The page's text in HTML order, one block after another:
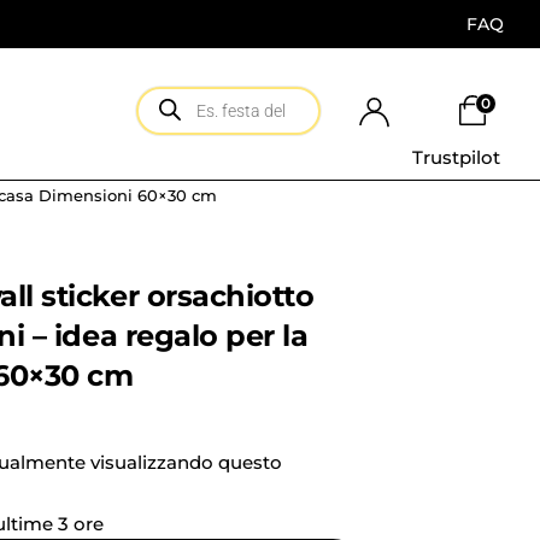
FAQ
0
Trustpilot
Dimensioni 60×30 cm
sticker orsachiotto
– idea regalo per la
cm
visualizzando questo
3 ore